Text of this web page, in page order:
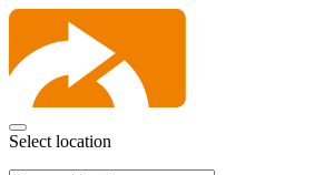
Select location